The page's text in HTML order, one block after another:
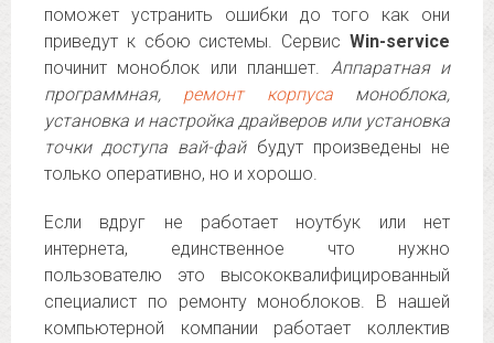
поможет устранить ошибки до того как они
приведут к сбою системы. Сервис Win-service
починит моноблок или планшет. Аппаратная и
программная, ремонт корпусамоноблока,
установка и настройка драйверов или установка
точки доступа вай-файбудут произведены не
только оперативно, но и хорошо.
Если вдруг не работает ноутбук или нет
интернета, единственное что нужно
пользователю это высококвалифицированный
специалист по ремонту моноблоков. В нашей
компьютерной компании работает коллектив